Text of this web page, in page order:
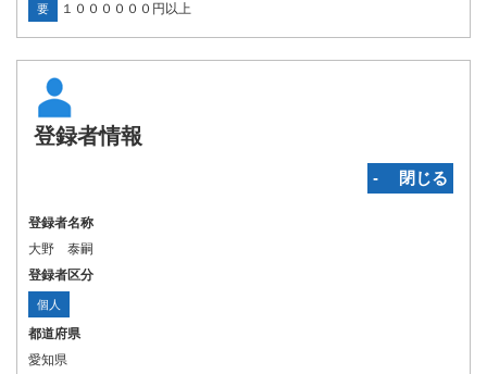
要 １００００００円以上
登録者情報
‐ 閉じる
登録者名称
大野 泰嗣
登録者区分
個人
都道府県
愛知県